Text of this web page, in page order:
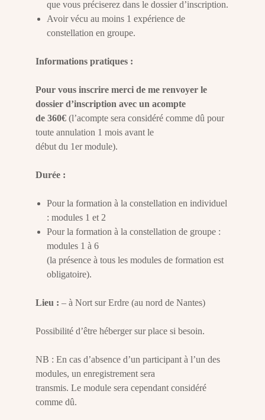
que vous préciserez dans le dossier d’inscription.
Avoir vécu au moins 1 expérience de
constellation en groupe.
Informations pratiques :
Pour vous inscrire merci de me renvoyer le
dossier d’inscription avec un acompte
de 360€ (l’acompte sera considéré comme dû pour
toute annulation 1 mois avant le
début du 1er module).
Durée :
Pour la formation à la constellation en individuel
: modules 1 et 2
Pour la formation à la constellation de groupe :
modules 1 à 6
(la présence à tous les modules de formation est
obligatoire).
Lieu : – à Nort sur Erdre (au nord de Nantes)
Possibilité d’être héberger sur place si besoin.
NB : En cas d’absence d’un participant à l’un des
modules, un enregistrement sera
transmis. Le module sera cependant considéré
comme dû.